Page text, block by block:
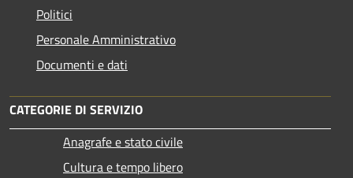
Politici
Personale Amministrativo
Documenti e dati
CATEGORIE DI SERVIZIO
Anagrafe e stato civile
Cultura e tempo libero